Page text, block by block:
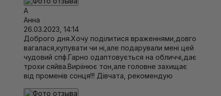
А
Анна
26.03.2023, 14:14
Доброго дня.Хочу поділитися враженнями,довго
вагалася,купувати чи ні,але подарували мені цей
чудовий спф.Гарно одаптовується на обличчі,дає
трохи сяйва.Виріінює тон,але головне захищає
від променів сонця!!! Дівчата, рекомендую